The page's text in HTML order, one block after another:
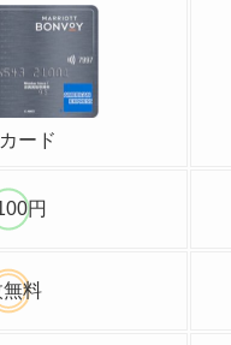
ード
円
無料